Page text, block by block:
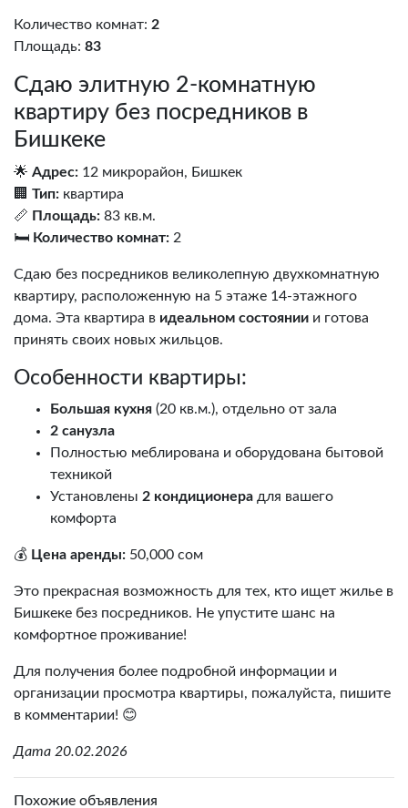
Количество комнат: 2
Площадь: 83
Сдаю элитную 2-комнатную
квартиру без посредников в
Бишкеке
🌟 Адрес: 12 микрорайон, Бишкек
🏢 Тип: квартира
📏 Площадь: 83 кв.м.
🛏️ Количество комнат: 2
Сдаю без посредников великолепную двухкомнатную
квартиру, расположенную на 5 этаже 14-этажного
дома. Эта квартира в идеальном состоянии и готова
принять своих новых жильцов.
Особенности квартиры:
Большая кухня (20 кв.м.), отдельно от зала
2 санузла
Полностью меблирована и оборудована бытовой
техникой
Установлены 2 кондиционера для вашего
комфорта
💰 Цена аренды: 50,000 сом
Это прекрасная возможность для тех, кто ищет жилье в
Бишкеке без посредников. Не упустите шанс на
комфортное проживание!
Для получения более подробной информации и
организации просмотра квартиры, пожалуйста, пишите
в комментарии! 😊
Дата 20.02.2026
Похожие объявления